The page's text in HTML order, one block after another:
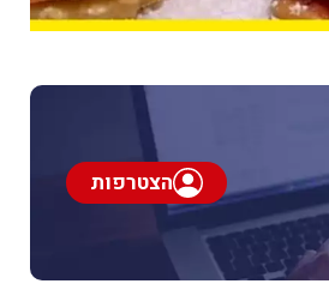
הצטרפות